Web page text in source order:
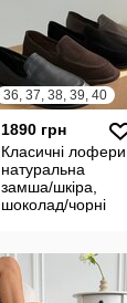
36, 37, 38, 39, 40
1890 грн
Класичні лофери,
натуральна
замша/шкіра,
шоколад/чорні